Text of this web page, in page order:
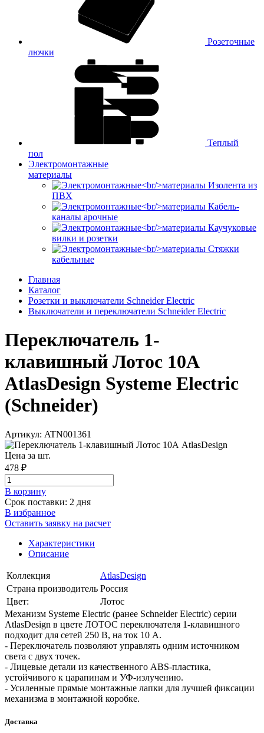
Розеточные
лючки
Теплый
пол
Электромонтажные
материалы
Изолента из
ПВХ
Кабель-
каналы арочные
Каучуковые
вилки и розетки
Стяжки
кабельные
Главная
Каталог
Розетки и выключатели Schneider Electric
Выключатели и переключатели Schneider Electric
Переключатель 1-
клавишный Лотос 10А
AtlasDesign Systeme Electric
(Schneider)
Артикул: ATN001361
Цена за шт.
478 ₽
В корзинy
Срок поставки: 2 дня
В избранное
Оставить заявку на расчет
Характеристики
Описание
Коллекция
AtlasDesign
Страна производитель Россия
Цвет:
Лотос
Механизм Systeme Electric (ранее Schneider Electric) серии
AtlasDesign в цвете ЛОТОС переключателя 1-клавишного
подходит для сетей 250 В, на ток 10 А.
- Переключатель позволяют управлять одним источником
света с двух точек.
- Лицевые детали из качественного ABS-пластика,
устойчивого к царапинам и УФ-излучению.
- Усиленные прямые монтажные лапки для лучшей фиксации
механизма в монтажной коробке.
Доставка